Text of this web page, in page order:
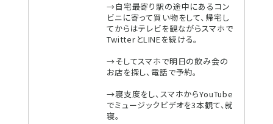
→自宅最寄り駅の途中にあるコン
ビニに寄って買い物をして、帰宅し
てからはテレビを観ながらスマホで
TwitterとLINEを続ける。
→そしてスマホで明日の飲み会の
お店を探し、電話で予約。
→寝支度をし、スマホからYouTube
でミュージックビデオを3本観て、就
寝。